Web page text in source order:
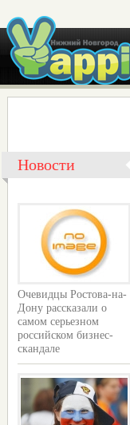
Новости
Очевидцы Ростова-на-
Дону рассказали о
самом серьезном
российском бизнес-
скандале